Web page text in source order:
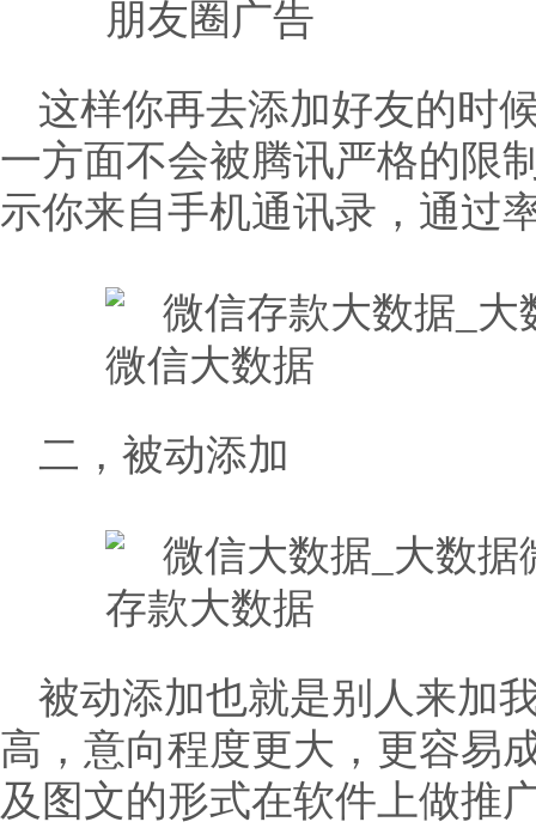
这样你再去添加好友的时
一方面不会被腾讯严格的限
示你来自手机通讯录，通过
二，被动添加
被动添加也就是别人来加
高，意向程度更大，更容易
及图文的形式在软件上做推